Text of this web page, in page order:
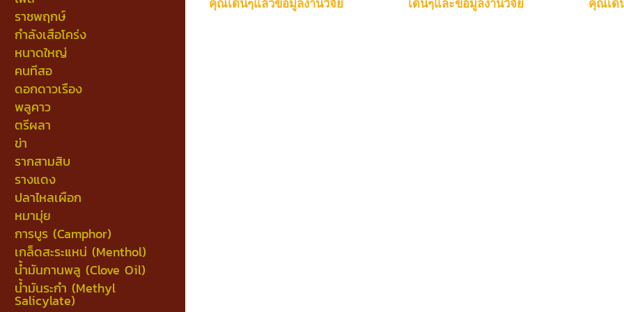
ราชพฤกษ์
กำลังเสือโคร่ง
หนาดใหญ่
คนทีสอ
ดอกดาวเรือง
พลูคาว
ตรีผลา
ข่า
รากสามสิบ
รางแดง
ปลาไหลเผือก
หมามุ่ย
การบูร (Camphor)
เกล็ดสะระแหน่ (Menthol)
น้ำมันกานพลู (Clove Oil)
น้ำมันระกำ (Methyl
Salicylate)
คุณเด่นๆแล้วข้อมูลงานวิจัย
เด่นๆและข้อมูลงานวิจัย
คุณเด่